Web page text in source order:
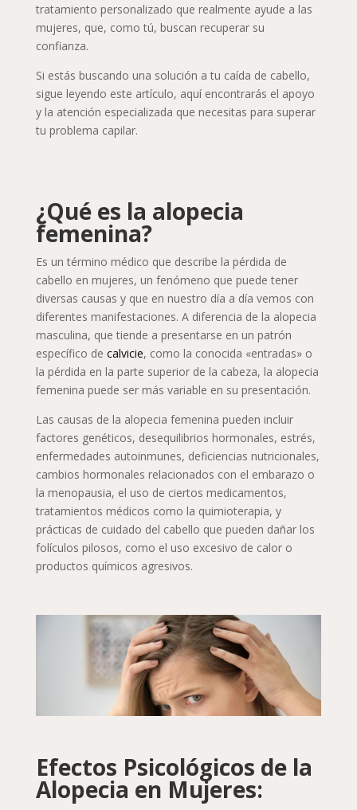
tratamiento personalizado que realmente ayude a las
mujeres, que, como tú, buscan recuperar su
confianza.
Si estás buscando una solución a tu caída de cabello,
sigue leyendo este artículo, aquí encontrarás el apoyo
y la atención especializada que necesitas para superar
tu problema capilar.
¿Qué es la alopecia
femenina?
Es un término médico que describe la pérdida de
cabello en mujeres, un fenómeno que puede tener
diversas causas y que en nuestro día a día vemos con
diferentes manifestaciones. A diferencia de la alopecia
masculina, que tiende a presentarse en un patrón
específico de calvicie, como la conocida «entradas» o
la pérdida en la parte superior de la cabeza, la alopecia
femenina puede ser más variable en su presentación.
Las causas de la alopecia femenina pueden incluir
factores genéticos, desequilibrios hormonales, estrés,
enfermedades autoinmunes, deficiencias nutricionales,
cambios hormonales relacionados con el embarazo o
la menopausia, el uso de ciertos medicamentos,
tratamientos médicos como la quimioterapia, y
prácticas de cuidado del cabello que pueden dañar los
folículos pilosos, como el uso excesivo de calor o
productos químicos agresivos.
Efectos Psicológicos de la
Alopecia en Mujeres: